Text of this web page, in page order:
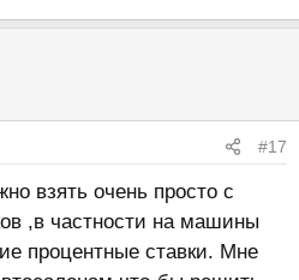
#17
взять очень просто с
,в частности на машины
процентные ставки. Мне